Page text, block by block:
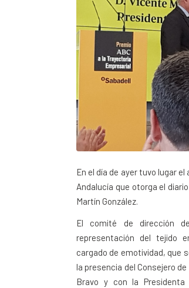
En el día de ayer tuvo lugar
Andalucía que otorga el
Martín González.
El comité de dirección
representación del tejido
cargado de emotividad, que
la presencia del Consejero
Bravo y con la